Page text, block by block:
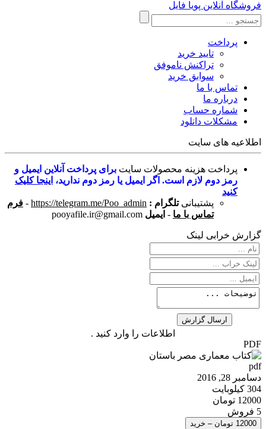
فروشگاه آنلاین پویا فایل
پرداخت
تایید خرید
تراکنش ناموفق
سوابق خرید
تماس با ما
درباره ما
شماره حساب
مشکلات دانلود
اطلاعیه های سایت
پرداخت هزینه محصولات سایت برای پرداخت آنلاین ایمیل و
رمز دوم لازم است. اگر ایمیل یا رمز دوم ندارید، اینجا کلیک
کنید
پشتیبانی تلگرام : https://telegram.me/Poo_admin
- فرم
تماس با ما - ایمیل pooyafile.ir@gmail.com
گزارش خرابی لینک
اطلاعات را وارد کنید .
PDF
pdf
دسامبر 28, 2016
304 کیلوبایت
12000 تومان
5 فروش
12000 تومان – خرید